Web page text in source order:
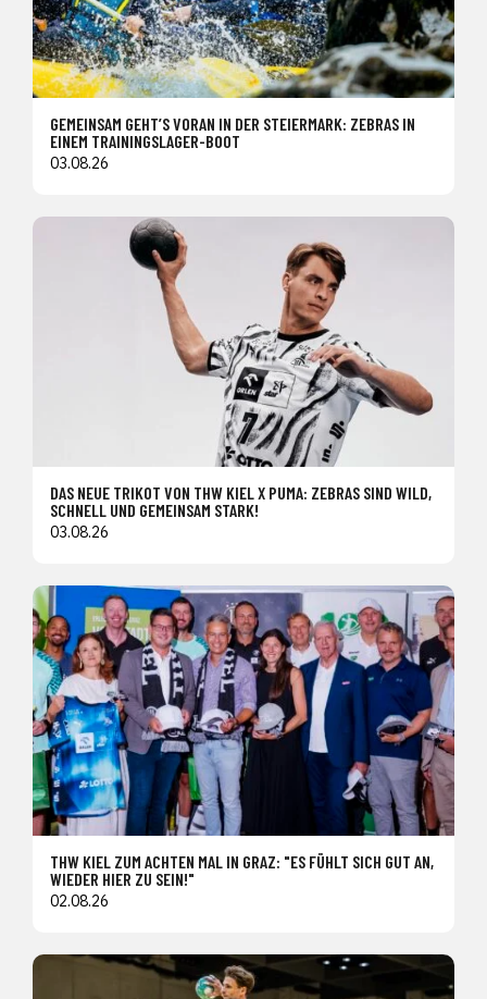
GEMEINSAM GEHT’S VORAN IN DER STEIERMARK: ZEBRAS IN
EINEM TRAININGSLAGER-BOOT
03.08.26
DAS NEUE TRIKOT VON THW KIEL X PUMA: ZEBRAS SIND WILD,
SCHNELL UND GEMEINSAM STARK!
03.08.26
THW KIEL ZUM ACHTEN MAL IN GRAZ: "ES FÜHLT SICH GUT AN,
WIEDER HIER ZU SEIN!"
02.08.26